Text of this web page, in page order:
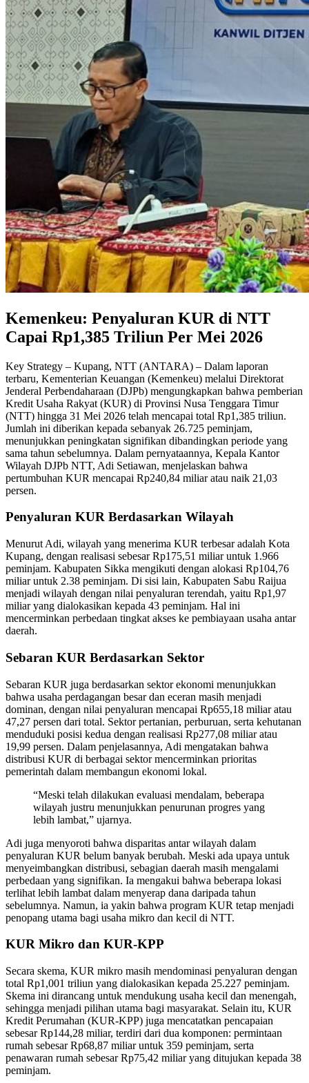
Kemenkeu: Penyaluran KUR di NTT
Capai Rp1,385 Triliun Per Mei 2026
Key Strategy – Kupang, NTT (ANTARA) – Dalam laporan
terbaru, Kementerian Keuangan (Kemenkeu) melalui Direktorat
Jenderal Perbendaharaan (DJPb) mengungkapkan bahwa pemberian
Kredit Usaha Rakyat (KUR) di Provinsi Nusa Tenggara Timur
(NTT) hingga 31 Mei 2026 telah mencapai total Rp1,385 triliun.
Jumlah ini diberikan kepada sebanyak 26.725 peminjam,
menunjukkan peningkatan signifikan dibandingkan periode yang
sama tahun sebelumnya. Dalam pernyataannya, Kepala Kantor
Wilayah DJPb NTT, Adi Setiawan, menjelaskan bahwa
pertumbuhan KUR mencapai Rp240,84 miliar atau naik 21,03
persen.
Penyaluran KUR Berdasarkan Wilayah
Menurut Adi, wilayah yang menerima KUR terbesar adalah Kota
Kupang, dengan realisasi sebesar Rp175,51 miliar untuk 1.966
peminjam. Kabupaten Sikka mengikuti dengan alokasi Rp104,76
miliar untuk 2.38 peminjam. Di sisi lain, Kabupaten Sabu Raijua
menjadi wilayah dengan nilai penyaluran terendah, yaitu Rp1,97
miliar yang dialokasikan kepada 43 peminjam. Hal ini
mencerminkan perbedaan tingkat akses ke pembiayaan usaha antar
daerah.
Sebaran KUR Berdasarkan Sektor
Sebaran KUR juga berdasarkan sektor ekonomi menunjukkan
bahwa usaha perdagangan besar dan eceran masih menjadi
dominan, dengan nilai penyaluran mencapai Rp655,18 miliar atau
47,27 persen dari total. Sektor pertanian, perburuan, serta kehutanan
menduduki posisi kedua dengan realisasi Rp277,08 miliar atau
19,99 persen. Dalam penjelasannya, Adi mengatakan bahwa
distribusi KUR di berbagai sektor mencerminkan prioritas
pemerintah dalam membangun ekonomi lokal.
“Meski telah dilakukan evaluasi mendalam, beberapa
wilayah justru menunjukkan penurunan progres yang
lebih lambat,” ujarnya.
Adi juga menyoroti bahwa disparitas antar wilayah dalam
penyaluran KUR belum banyak berubah. Meski ada upaya untuk
menyeimbangkan distribusi, sebagian daerah masih mengalami
perbedaan yang signifikan. Ia mengakui bahwa beberapa lokasi
terlihat lebih lambat dalam menyerap dana daripada tahun
sebelumnya. Namun, ia yakin bahwa program KUR tetap menjadi
penopang utama bagi usaha mikro dan kecil di NTT.
KUR Mikro dan KUR-KPP
Secara skema, KUR mikro masih mendominasi penyaluran dengan
total Rp1,001 triliun yang dialokasikan kepada 25.227 peminjam.
Skema ini dirancang untuk mendukung usaha kecil dan menengah,
sehingga menjadi pilihan utama bagi masyarakat. Selain itu, KUR
Kredit Perumahan (KUR-KPP) juga mencatatkan pencapaian
sebesar Rp144,28 miliar, terdiri dari dua komponen: permintaan
rumah sebesar Rp68,87 miliar untuk 359 peminjam, serta
penawaran rumah sebesar Rp75,42 miliar yang ditujukan kepada 38
peminjam.